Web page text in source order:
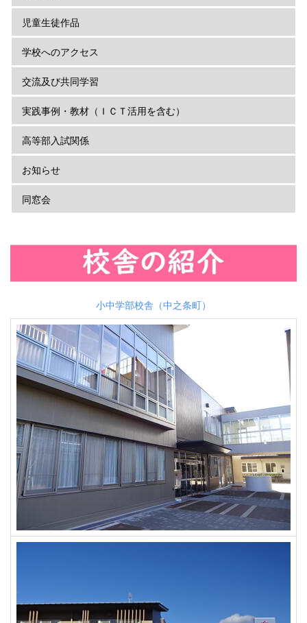
児童生徒作品
学校へのアクセス
交流及び共同学習
実践事例・教材（ＩＣＴ活用を含む）
高等部入試関係
お知らせ
同窓会
小中学部校舎（中之条町）